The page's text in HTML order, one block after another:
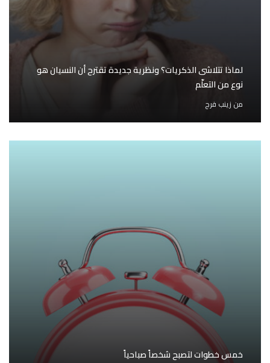
لماذا تتلاشى الذكريات؟ ونظرية جديدة تقترح أن النسيان هو
نوع من التعلّم
من زينب فرج
خمس خطوات لتصبح شخصاً صباحياً